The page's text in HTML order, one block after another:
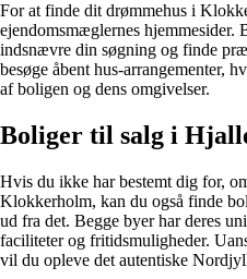
For at finde dit drømmehus i
ejendomsmæglernes
indsnævre din søgning og finde
besøge åbent hus-arrangementer,
af boligen og dens omgivelser.
Boliger til salg i
Hvis du ikke har bestemt dig for,
Klokkerholm, kan du også finde
ud fra det. Begge byer har deres
faciliteter og fritidsmuligheder.
vil du opleve det autentiske